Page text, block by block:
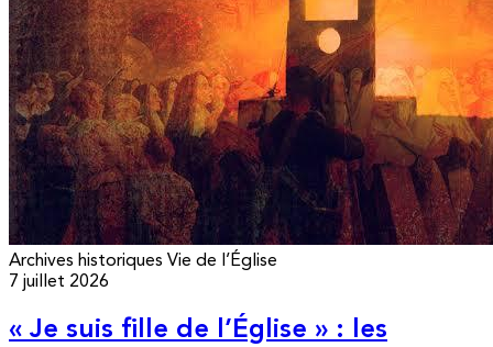
Archives historiques Vie de l’Église
7 juillet 2026
« Je suis fille de l’Église » : les